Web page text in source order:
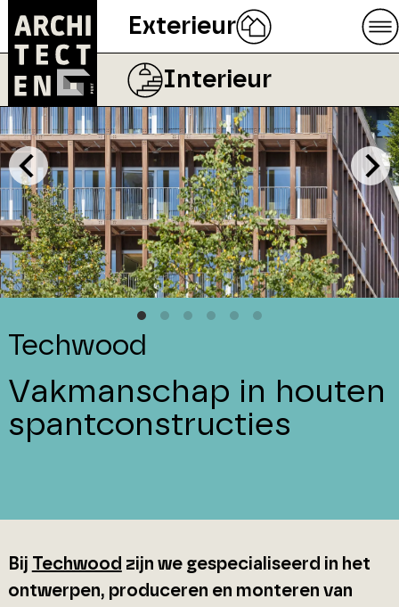
Exterieur
Interieur
Techwood
Vakmanschap in houten
spantconstructies
Bij Techwood zijn we gespecialiseerd in het
ontwerpen, produceren en monteren van